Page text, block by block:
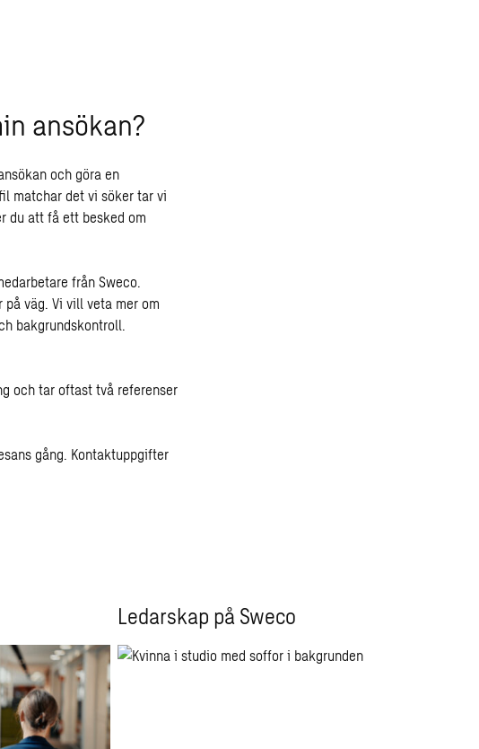
ansökan?
och göra en
matchar det vi söker tar vi
du att få ett besked om
från Sweco.
väg. Vi vill veta mer om
bakgrundskontroll.
och tar oftast två referenser
gång. Kontaktuppgifter
Ledarskap på Sweco